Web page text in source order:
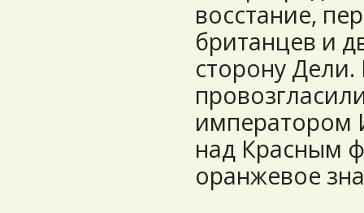
восстание,
британцев и
сторону
императором
над Красным
оранжевое